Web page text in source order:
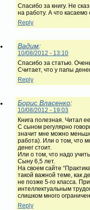
Спасибо за книгу. Не
на работу. А что касаемо
Reply
Вадим:
10/08/2012 - 13:10
Спасибо за статью.
Считает, что у папы
Reply
Борис Власенко:
10/08/2012 - 19:03
Книга полезная. Читал
С сыном регулярно
значит мне можно
работа). Или о том, что
денег стоит.
Или о том, что надо
Сыну 6,5 лет.
На своем сайте
такой важной теме, как
не позже 5-го класса.
интеллектуальным
слишком много
Reply